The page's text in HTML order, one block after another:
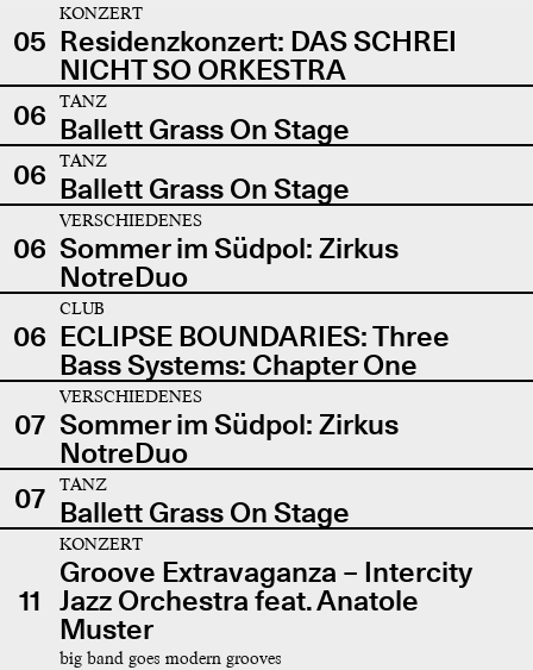
05
KONZERT
Residenzkonzert: DAS SCHREI
NICHT SO ORKESTRA
06
TANZ
Ballett Grass On Stage
06
TANZ
Ballett Grass On Stage
06
VERSCHIEDENES
Sommer im Südpol: Zirkus
NotreDuo
06
CLUB
ECLIPSE BOUNDARIES: Three
Bass Systems: Chapter One
07
VERSCHIEDENES
Sommer im Südpol: Zirkus
NotreDuo
07
TANZ
Ballett Grass On Stage
11
KONZERT
Groove Extravaganza – Intercity
Jazz Orchestra feat. Anatole
Muster
big band goes modern grooves